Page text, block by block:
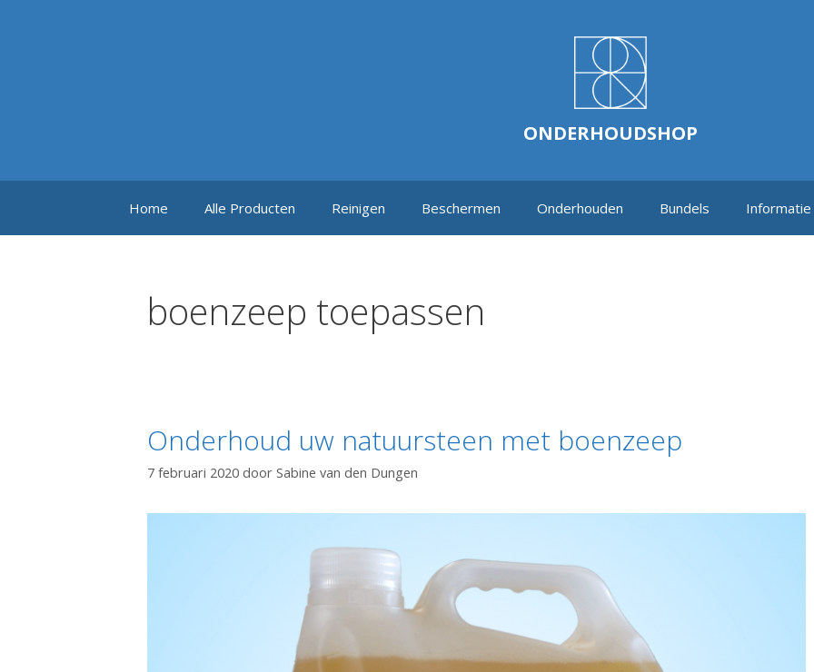
ONDERHOUDSHOP
Home Alle Producten Reinigen Beschermen Onderhouden Bundels Informatie
boenzeep toepassen
Onderhoud uw natuursteen met boenzeep
7 februari 2020 door Sabine van den Dungen